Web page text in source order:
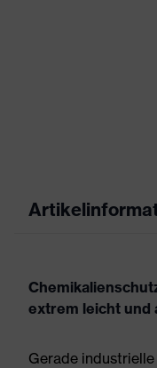
extrem leicht und
Gerade